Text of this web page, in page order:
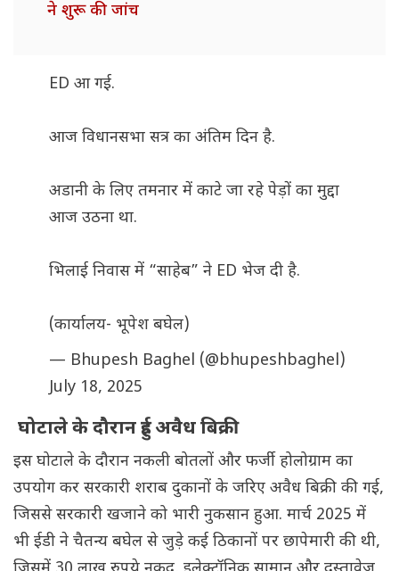
ने शुरू की जांच
ED आ गई.
आज विधानसभा सत्र का अंतिम दिन है.
अडानी के लिए तमनार में काटे जा रहे पेड़ों का मुद्दा
आज उठना था.
भिलाई निवास में “साहेब” ने ED भेज दी है.
(कार्यालय- भूपेश बघेल)
— Bhupesh Baghel (@bhupeshbaghel)
July 18, 2025
घोटाले के दौरान हुई अवैध बिक्री
इस घोटाले के दौरान नकली बोतलों और फर्जी होलोग्राम का
उपयोग कर सरकारी शराब दुकानों के जरिए अवैध बिक्री की गई,
जिससे सरकारी खजाने को भारी नुकसान हुआ. मार्च 2025 में
भी ईडी ने चैतन्य बघेल से जुड़े कई ठिकानों पर छापेमारी की थी,